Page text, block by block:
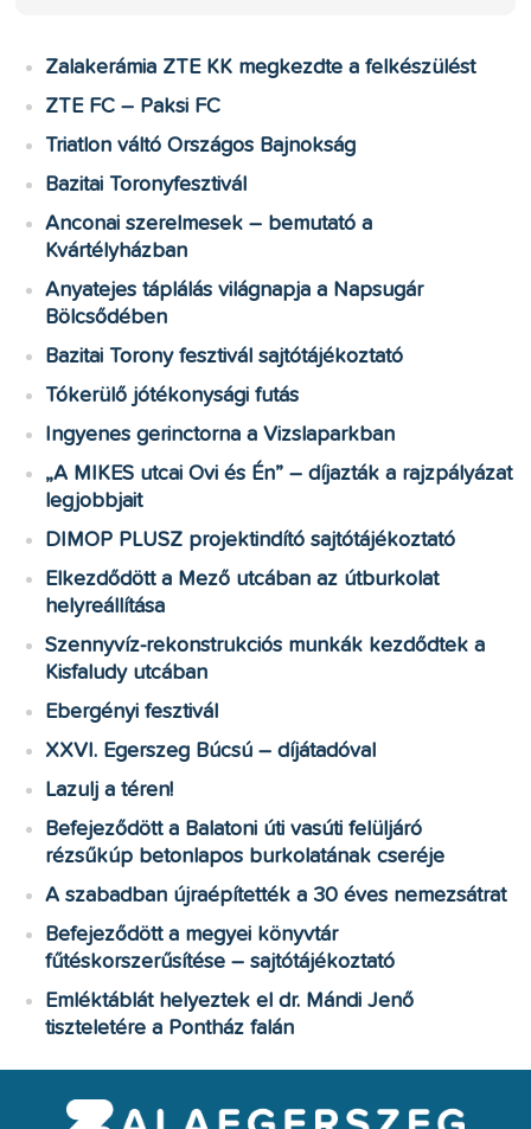
Zalakerámia ZTE KK megkezdte a felkészülést
ZTE FC – Paksi FC
Triatlon váltó Országos Bajnokság
Bazitai Toronyfesztivál
Anconai szerelmesek – bemutató a
Kvártélyházban
Anyatejes táplálás világnapja a Napsugár
Bölcsődében
Bazitai Torony fesztivál sajtótájékoztató
Tókerülő jótékonysági futás
Ingyenes gerinctorna a Vizslaparkban
„A MIKES utcai Ovi és Én” – díjazták a rajzpályázat
legjobbjait
DIMOP PLUSZ projektindító sajtótájékoztató
Elkezdődött a Mező utcában az útburkolat
helyreállítása
Szennyvíz-rekonstrukciós munkák kezdődtek a
Kisfaludy utcában
Ebergényi fesztivál
XXVI. Egerszeg Búcsú – díjátadóval
Lazulj a téren!
Befejeződött a Balatoni úti vasúti felüljáró
rézsűkúp betonlapos burkolatának cseréje
A szabadban újraépítették a 30 éves nemezsátrat
Befejeződött a megyei könyvtár
fűtéskorszerűsítése – sajtótájékoztató
Emléktáblát helyeztek el dr. Mándi Jenő
tiszteletére a Pontház falán